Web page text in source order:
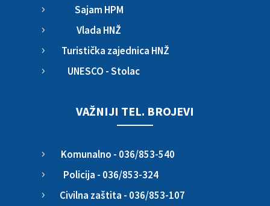
5 Sajam HPM
5 Vlada HNŽ
5 Turistička zajednica HNŽ
5 UNESCO - Stolac
VAŽNIJI TEL. BROJEVI
5 Komunalno - 036/853-540
5 Policija - 036/853-324
5 Civilna zaštita - 036/853-107